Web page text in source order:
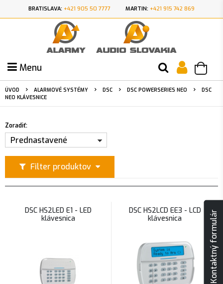
BRATISLAVA: +421 905 50 7777 MARTIN: +421 915 742 869
Menu
ÚVOD ALARMOVÉ SYSTÉMY DSC DSC POWERSERIES NEO
DSC
NEO KLÁVESNICE
Filter produktov
Zoradiť:
Prednastavené
DSC HS2LED E1 - LED
klávesnica
DSC HS2LCD EE3 - LCD
klávesnica
Kontaktný formulár